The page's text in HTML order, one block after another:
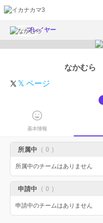
プレイヤー
なかむら
𝕏 ページ
基本情報
所属中 （ 0 ）
所属中のチームはありません
申請中 （ 0 ）
申請中のチームはありません